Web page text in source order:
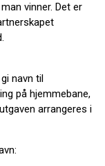
vinner. Det er
navn til
på hjemmebane,
arrangeres i